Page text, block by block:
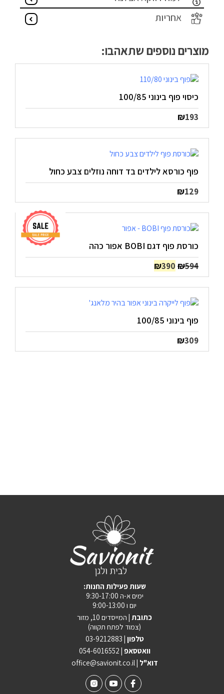
אחריות
מוצרים נוספים שתאהבו:
כיסוי פוף בינוני 100/85
₪193
פוף כורסא לילדים בד דוחה נוזלים צבע כחול
₪129
כורסת פוף דגם BOBI אפור כהה
₪594
המחיר
המקורי
היה:
₪594.
₪390
הנוכחי
הוא:
₪390.
פוף בינוני 100/85
₪309
:שעות פעילות החנות
ימים א-ה 9:30-17:00
יום ו 9:00-13:00
כתובת | המייסדים 10, מזור
(צמוד לפתח תקווה)
טלפון | 03-9212883
וואטסאפ | 054-6016552
office@savionit.co.il | דוא"ל